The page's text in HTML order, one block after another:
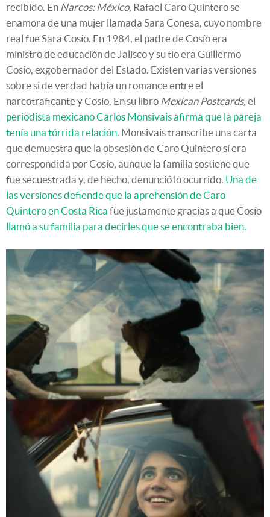
recibido. En Narcos: México, Rafael Caro Quintero se
enamora de una mujer llamada Sara Conesa, cuyo nombre
real fue Sara Cosío. En 1984, el padre de Cosío era
ministro de educación de Jalisco y su tío era Guillermo
Cosío, exgobernador del Estado. Existen varias versiones
sobre si de verdad había un romance entre el
narcotraficante y Cosío. En su libro Mexican Postcards, el
periodista mexicano Carlos Monsivaisafirma que la pareja
tenía una tórrida relación . Monsivais transcribe una carta
que demuestra que la obsesión de Caro Quintero sí era
correspondida por Cosío, aunque la familia sostiene que
fue secuestrada y, de hecho, denunció lo ocurrido. Una de
las versiones defiende que la aprehensión de Caro
Quintero en Costa Rica fue justamente gracias a que Cosío
llamó a su familia para decirles que se encontraba bien.